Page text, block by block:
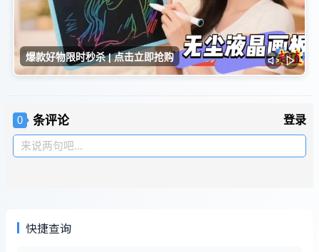
0 条评论 登录
来说两句吧...
快捷查询